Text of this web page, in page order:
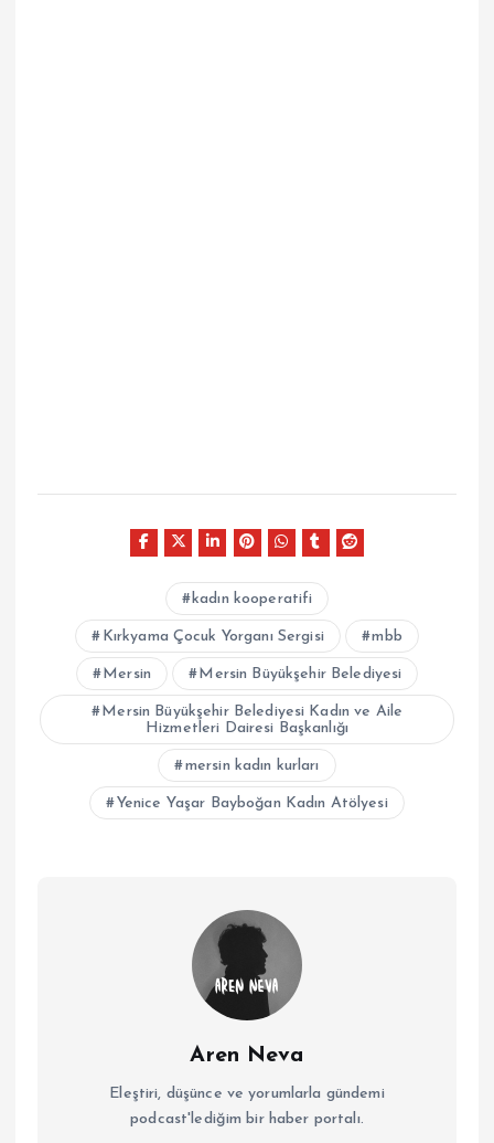
kadın kooperatifi
Kırkyama Çocuk Yorganı Sergisi mbb
Mersin Mersin Büyükşehir Belediyesi
Mersin Büyükşehir Belediyesi Kadın ve Aile
Hizmetleri Dairesi Başkanlığı
mersin kadın kurları
Yenice Yaşar Bayboğan Kadın Atölyesi
Aren Neva
Eleştiri, düşünce ve yorumlarla gündemi
podcast'lediğim bir haber portalı.